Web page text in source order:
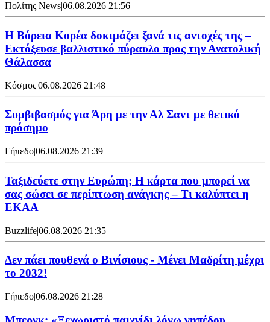
Πολίτης News|06.08.2026 21:56
Η Βόρεια Κορέα δοκιμάζει ξανά τις αντοχές της –
Εκτόξευσε βαλλιστικό πύραυλο προς την Ανατολική
Θάλασσα
Κόσμος|06.08.2026 21:48
Συμβιβασμός για Άρη με την Αλ Σαντ με θετικό
πρόσημο
Γήπεδο|06.08.2026 21:39
Ταξιδεύετε στην Ευρώπη; Η κάρτα που μπορεί να
σας σώσει σε περίπτωση ανάγκης – Τι καλύπτει η
ΕΚΑΑ
Buzzlife|06.08.2026 21:35
Δεν πάει πουθενά ο Βινίσιους - Μένει Μαδρίτη μέχρι
το 2032!
Γήπεδο|06.08.2026 21:28